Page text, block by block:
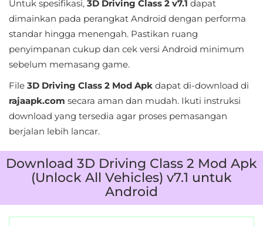
Local
Video
&
Editors
Weather
Rekomendasi
Untuk spesifikasi, 3D Driving Class 2 v7.1 dapat
dimainkan pada perangkat Android dengan performa
standar hingga menengah. Pastikan ruang
penyimpanan cukup dan cek versi Android minimum
sebelum memasang game.
File 3D Driving Class 2 Mod Apk dapat di-download di
rajaapk.com secara aman dan mudah. Ikuti instruksi
download yang tersedia agar proses pemasangan
berjalan lebih lancar.
Download 3D Driving Class 2 Mod Apk
(Unlock All Vehicles) v7.1 untuk
Android